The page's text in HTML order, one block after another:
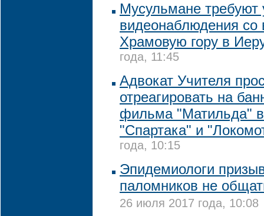
Мусульмане требуют
видеонаблюдения со
Храмовую гору в
года, 11:45
Адвокат Учителя
отреагировать на
фильма "Матильда"
"Спартака" и
года, 10:15
Эпидемиологи
паломников не
26 июля 2017 года, 10:08